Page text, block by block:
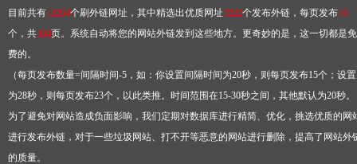
目前共有13264个刷外链网址，其中精选出优质网址3332个发布外链，每页发布10
个，共334页。系统自动将您的网站外链发到这些地方。更奇妙的是，这一切都是免
费的。
（每页发布数量=间隔时间-5，如：你设置间隔时间为20秒，则每页发布15个；设置
为28秒，则每页发布23个，以此类推。时间范围在15-30秒之间，其他默认为20秒
为了避免对网站造成负面影响，我们定期对数据库进行精简、优化，挑选优质的网
进行发布外链，对于一些垃圾网站、打不开等恶意的网站进行删除，提高了网站外
的质量。